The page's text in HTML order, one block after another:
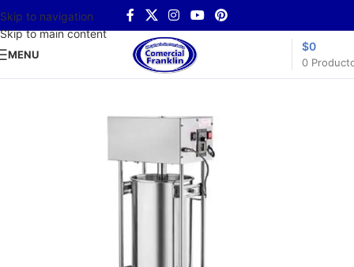
Skip to navigation
Skip to main content
MENU
0
$0